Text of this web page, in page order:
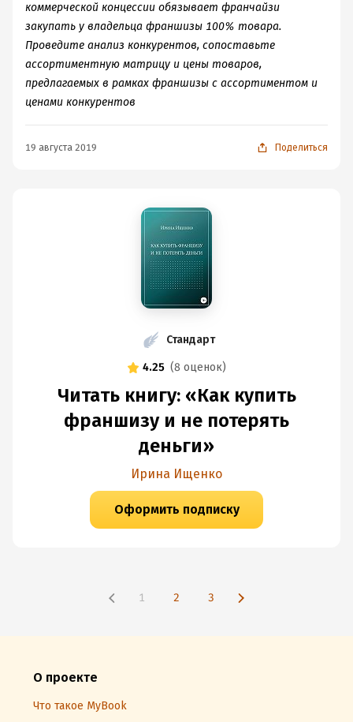
коммерческой концессии обязывает франчайзи
закупать у владельца франшизы 100% товара.
Проведите анализ конкурентов, сопоставьте
ассортиментную матрицу и цены товаров,
предлагаемых в рамках франшизы с ассортиментом и
ценами конкурентов
19 августа 2019 Поделиться
Стандарт
4.25 (8 оценок)
Читать книгу: «Как купить
франшизу и не потерять
деньги»
Ирина Ищенко
Оформить подписку
1 2 3
О проекте
Что такое MyBook